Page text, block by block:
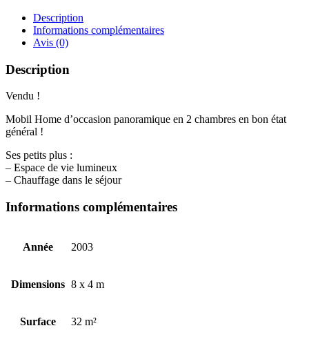
Description
Informations complémentaires
Avis (0)
Description
Vendu !
Mobil Home d’occasion panoramique en 2 chambres en bon état
général !
Ses petits plus :
– Espace de vie lumineux
– Chauffage dans le séjour
Informations complémentaires
Année 2003
Dimensions 8 x 4 m
Surface 32 m²